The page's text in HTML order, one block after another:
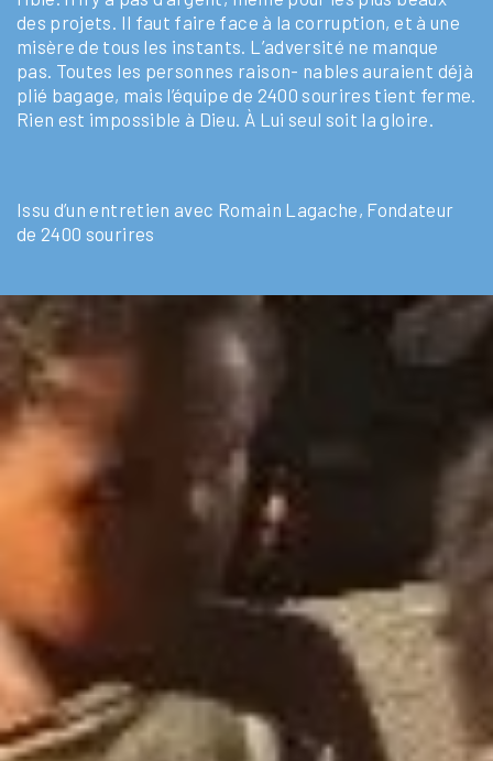
des projets. Il faut faire face à la corruption, et à une
misère de tous les instants. L’adversité ne manque
pas. Toutes les personnes raison- nables auraient déjà
plié bagage, mais l’équipe de 2400 sourires tient ferme.
Rien est impossible à Dieu. À Lui seul soit la gloire.
Issu d’un entretien avec Romain Lagache, Fondateur
de 2400 sourires